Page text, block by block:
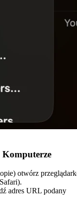
otwórz
adres URL podany